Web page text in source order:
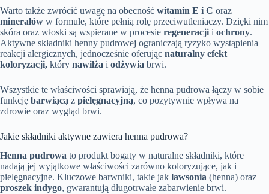
Warto także zwrócić uwagę na obecność witamin E i C oraz
minerałów w formule, które pełnią rolę przeciwutleniaczy. Dzięki nim
skóra oraz włoski są wspierane w procesie regeneracji i ochrony.
Aktywne składniki henny pudrowej ograniczają ryzyko wystąpienia
reakcji alergicznych, jednocześnie oferując naturalny efekt
koloryzacji, który nawilża i odżywia brwi.
Wszystkie te właściwości sprawiają, że henna pudrowa łączy w sobie
funkcję barwiącą z pielęgnacyjną, co pozytywnie wpływa na
zdrowie oraz wygląd brwi.
Jakie składniki aktywne zawiera henna pudrowa?
Henna pudrowa to produkt bogaty w naturalne składniki, które
nadają jej wyjątkowe właściwości zarówno koloryzujące, jak i
pielęgnacyjne. Kluczowe barwniki, takie jak lawsonia (henna) oraz
proszek indygo, gwarantują długotrwałe zabarwienie brwi.